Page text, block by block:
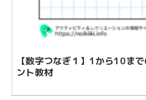
【数字つなぎ１】1から10ま
ント教材